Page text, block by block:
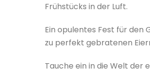
Frühstücks in der Luft.
Ein opulentes Fest für den
zu perfekt gebratenen
Tauche ein in die Welt der